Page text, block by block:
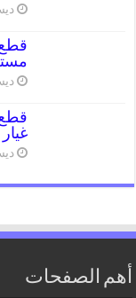
أهم الصفحات